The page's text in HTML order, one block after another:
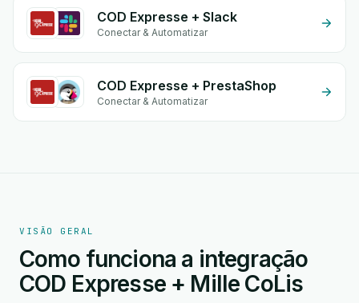
COD Expresse + Slack
Conectar & Automatizar
COD Expresse + PrestaShop
Conectar & Automatizar
VISÃO GERAL
Como funciona a integração
COD Expresse + Mille CoLis